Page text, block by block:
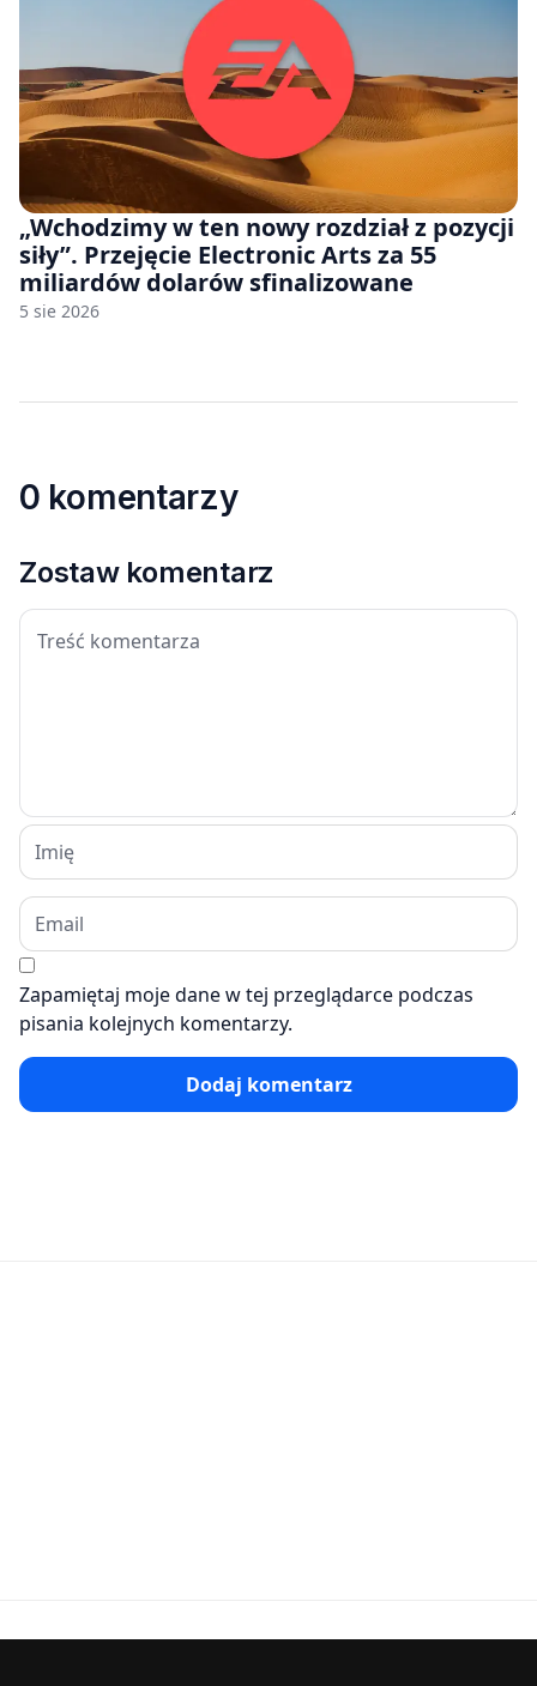
„Wchodzimy w ten nowy rozdział z pozycji
siły”. Przejęcie Electronic Arts za 55
miliardów dolarów sfinalizowane
5 sie 2026
0 komentarzy
Zostaw komentarz
Zapamiętaj moje dane w tej przeglądarce podczas
pisania kolejnych komentarzy.
Dodaj komentarz